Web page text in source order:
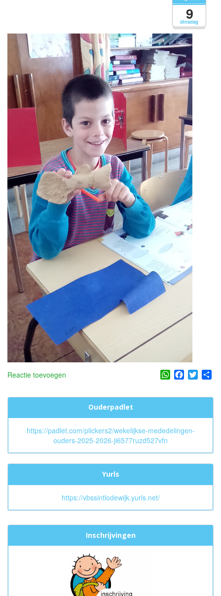
dinsdag
9
Reactie toevoegen WhatsApp
Facebook
Twitter
Ouderpadlet
https://padlet.com/plickers2/wekelijkse-mededelingen-
ouders-2025-2026-ji6577ruzd527vfn
Yurls
https://vbssintlodewijk.yurls.net/
Inschrijvingen